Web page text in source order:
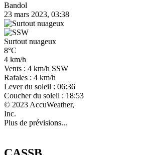
Bandol
23 mars 2023, 03:38
Surtout nuageux
8°C
4 km/h
Vents : 4 km/h SSW
Rafales : 4 km/h
Lever du soleil : 06:36
Coucher du soleil : 18:53
© 2023 AccuWeather,
Inc.
Plus de prévisions...